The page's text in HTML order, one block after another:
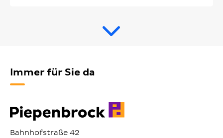
Immer für Sie da
Bahnhofstraße 42